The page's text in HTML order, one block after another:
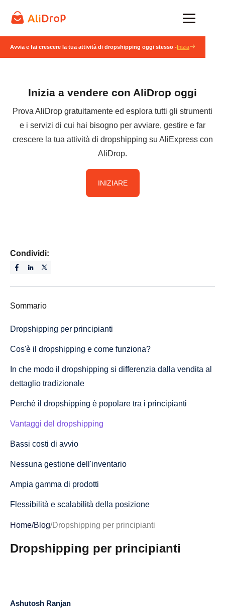
Avvia e fai crescere la tua attività di dropshipping oggi stesso -Inizia
Inizia a vendere con AliDrop oggi
Prova AliDrop gratuitamente ed esplora tutti gli strumenti
e i servizi di cui hai bisogno per avviare, gestire e far
crescere la tua attività di dropshipping su AliExpress con
AliDrop.
INIZIARE
Condividi:
Sommario
Dropshipping per principianti
Cos'è il dropshipping e come funziona?
In che modo il dropshipping si differenzia dalla vendita al
dettaglio tradizionale
Perché il dropshipping è popolare tra i principianti
Vantaggi del dropshipping
Bassi costi di avvio
Nessuna gestione dell'inventario
Ampia gamma di prodotti
Flessibilità e scalabilità della posizione
Svantaggi e rischi del dropshipping
Margini di profitto inferiori
Sfide del servizio clienti
Home/Blog/Dropshipping per principianti
Dropshipping per principianti
Ashutosh Ranjan